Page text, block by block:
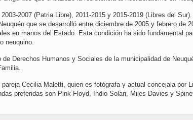
2007 (Patria Libre), 2011-2015 y 2015-2019 (Libres del
que se desarrolló entre diciembre de 2005 y febrero de
en manos del Estado. Esta condición ha sido fundamental
neuquino.
Derechos Humanos y Sociales de la municipalidad de
Cecilia Maletti, quien es fotógrafa y actual concejala por
preferidas son Pink Floyd, Indio Solari, Miles Davies y